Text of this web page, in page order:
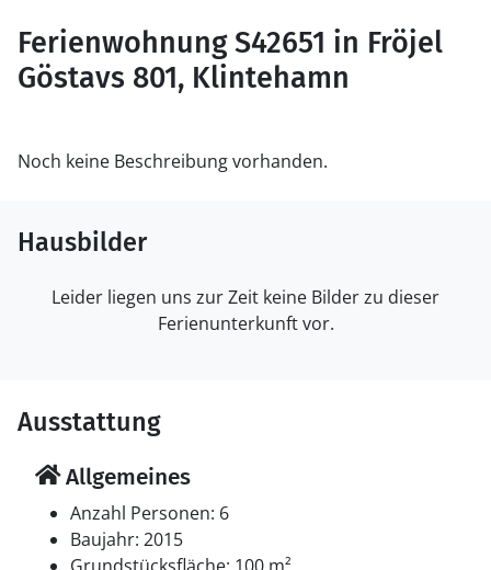
Ferienwohnung S42651 in Fröjel
Göstavs 801, Klintehamn
Noch keine Beschreibung vorhanden.
Hausbilder
Leider liegen uns zur Zeit keine Bilder zu dieser
Ferienunterkunft vor.
Ausstattung
Allgemeines
Anzahl Personen: 6
Baujahr: 2015